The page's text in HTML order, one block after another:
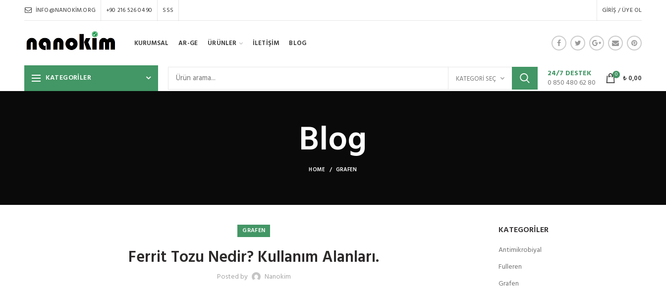
INFO@NANOKIM.ORG +90 216 526 04 90 SSS GIRIŞ / ÜYE OL
KURUMSAL AR-GE ÜRÜNLER İLETİŞİM BLOG
KATEGORİLER KATEGORI SEÇ
24/7 DESTEK
0 850 480 62 80
0 ₺0,00
Blog
HOME GRAFEN
GRAFEN
Ferrit Tozu Nedir? Kullanım Alanları.
Posted by Nanokim
KATEGORILER
Antimikrobiyal
Fulleren
Grafen